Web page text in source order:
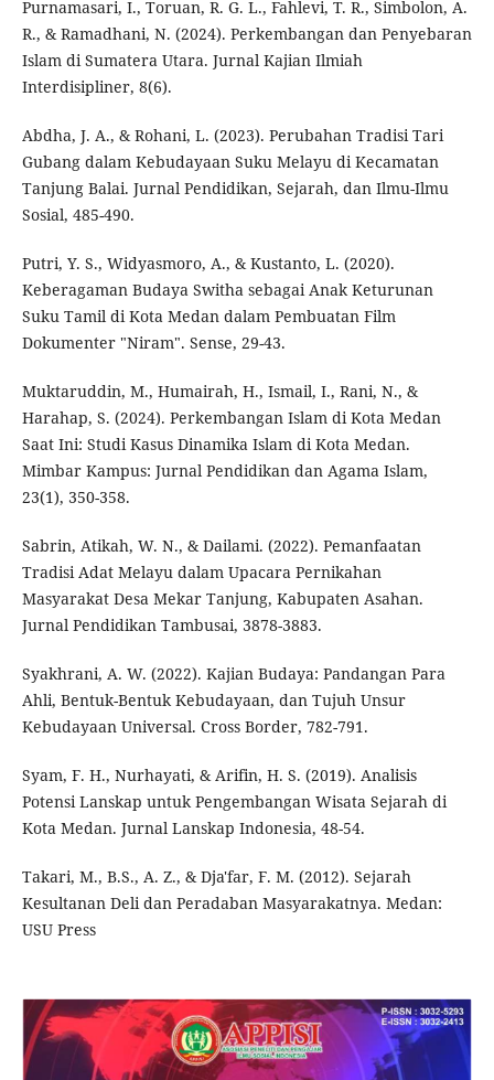
Purnamasari, I., Toruan, R. G. L., Fahlevi, T. R., Simbolon, A.
R., & Ramadhani, N. (2024). Perkembangan dan Penyebaran
Islam di Sumatera Utara. Jurnal Kajian Ilmiah
Interdisipliner, 8(6).
Abdha, J. A., & Rohani, L. (2023). Perubahan Tradisi Tari
Gubang dalam Kebudayaan Suku Melayu di Kecamatan
Tanjung Balai. Jurnal Pendidikan, Sejarah, dan Ilmu-Ilmu
Sosial, 485-490.
Putri, Y. S., Widyasmoro, A., & Kustanto, L. (2020).
Keberagaman Budaya Switha sebagai Anak Keturunan
Suku Tamil di Kota Medan dalam Pembuatan Film
Dokumenter "Niram". Sense, 29-43.
Muktaruddin, M., Humairah, H., Ismail, I., Rani, N., &
Harahap, S. (2024). Perkembangan Islam di Kota Medan
Saat Ini: Studi Kasus Dinamika Islam di Kota Medan.
Mimbar Kampus: Jurnal Pendidikan dan Agama Islam,
23(1), 350-358.
Sabrin, Atikah, W. N., & Dailami. (2022). Pemanfaatan
Tradisi Adat Melayu dalam Upacara Pernikahan
Masyarakat Desa Mekar Tanjung, Kabupaten Asahan.
Jurnal Pendidikan Tambusai, 3878-3883.
Syakhrani, A. W. (2022). Kajian Budaya: Pandangan Para
Ahli, Bentuk-Bentuk Kebudayaan, dan Tujuh Unsur
Kebudayaan Universal. Cross Border, 782-791.
Syam, F. H., Nurhayati, & Arifin, H. S. (2019). Analisis
Potensi Lanskap untuk Pengembangan Wisata Sejarah di
Kota Medan. Jurnal Lanskap Indonesia, 48-54.
Takari, M., B.S., A. Z., & Dja'far, F. M. (2012). Sejarah
Kesultanan Deli dan Peradaban Masyarakatnya. Medan:
USU Press